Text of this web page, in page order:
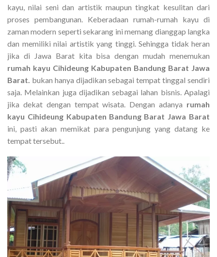
kayu, nilai seni dan artistik maupun tingkat kesulitan dari
proses pembangunan. Keberadaan rumah-rumah kayu di
zaman modern seperti sekarang ini memang dianggap langka
dan memiliki nilai artistik yang tinggi. Sehingga tidak heran
jika di Jawa Barat kita bisa dengan mudah menemukan
rumah kayu Cihideung Kabupaten Bandung Barat Jawa
Barat. bukan hanya dijadikan sebagai tempat tinggal sendiri
saja. Melainkan juga dijadikan sebagai lahan bisnis. Apalagi
jika dekat dengan tempat wisata. Dengan adanya rumah
kayu Cihideung Kabupaten Bandung Barat Jawa Barat
ini, pasti akan memikat para pengunjung yang datang ke
tempat tersebut..